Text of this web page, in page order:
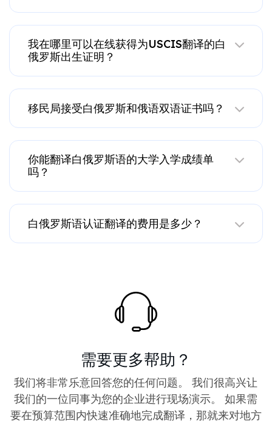
我在哪里可以在线获得为USCIS翻译的白
俄罗斯出生证明？
移民局接受白俄罗斯和俄语双语证书吗？
你能翻译白俄罗斯语的大学入学成绩单
吗？
白俄罗斯语认证翻译的费用是多少？
需要更多帮助？
我们将非常乐意回答您的任何问题。 我们很高兴让
我们的一位同事为您的企业进行现场演示。 如果需
要在预算范围内快速准确地完成翻译，那就来对地方